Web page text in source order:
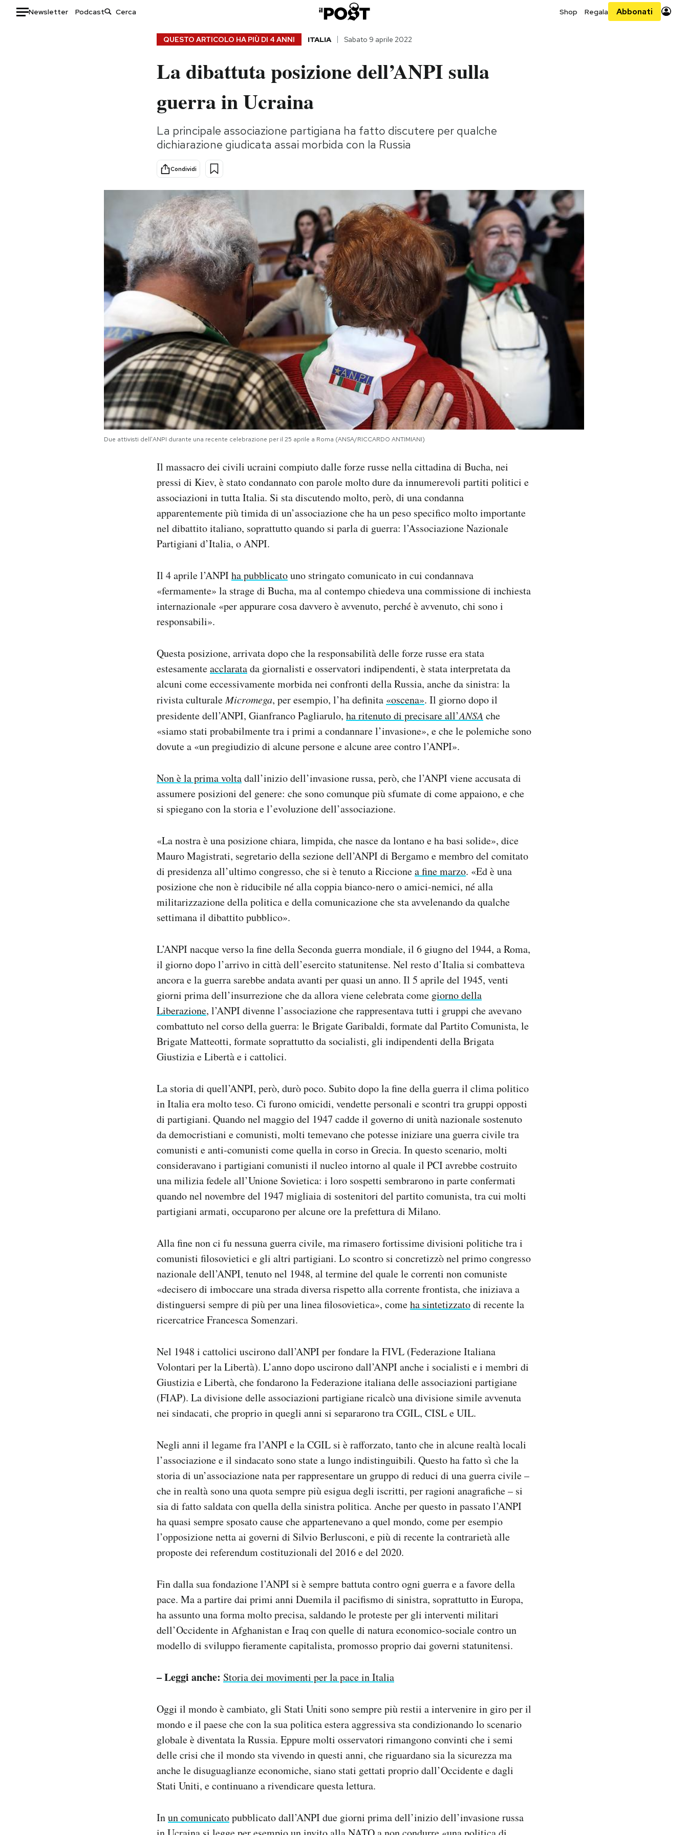
Newsletter Podcast Shop Regala Abbonati
Consumismi
Storie/Idee
Ok Boomer!
Altrecose
Mondiali calcio 2026
AREA PERSONALE
QUESTO ARTICOLO HA PIÙ DI 4 ANNI ITALIA Sabato 9 aprile 2022
La dibattuta posizione dell’ANPI sulla
guerra in Ucraina
La principale associazione partigiana ha fatto discutere per qualche
dichiarazione giudicata assai morbida con la Russia
Condividi
Due attivisti dell'ANPI durante una recente celebrazione per il 25 aprile a Roma (ANSA/RICCARDO ANTIMIANI)
Il massacro dei civili ucraini compiuto dalle forze russe nella cittadina di Bucha, nei
pressi di Kiev, è stato condannato con parole molto dure da innumerevoli partiti politici e
associazioni in tutta Italia. Si sta discutendo molto, però, di una condanna
apparentemente più timida di un’associazione che ha un peso specifico molto importante
nel dibattito italiano, soprattutto quando si parla di guerra: l’Associazione Nazionale
Partigiani d’Italia, o ANPI.
Il 4 aprile l’ANPIha pubblicatouno stringato comunicato in cui condannava
«fermamente» la strage di Bucha, ma al contempo chiedeva una commissione di inchiesta
internazionale «per appurare cosa davvero è avvenuto, perché è avvenuto, chi sono i
responsabili».
Questa posizione, arrivata dopo che la responsabilità delle forze russe era stata
estesamenteacclaratada giornalisti e osservatori indipendenti, è stata interpretata da
alcuni come eccessivamente morbida nei confronti della Russia, anche da sinistra: la
rivista culturaleMicromega, per esempio, l’ha definita «oscena». Il giorno dopo il
presidente dell’ANPI, Gianfranco Pagliarulo, ha ritenuto di precisare all’ANSA che
«siamo stati probabilmente tra i primi a condannare l’invasione», e che le polemiche sono
dovute a «un pregiudizio di alcune persone e alcune aree contro l’ANPI».
Non è la prima voltadall’inizio dell’invasione russa, però, che l’ANPI viene accusata di
assumere posizioni del genere: che sono comunque più sfumate di come appaiono, e che
si spiegano con la storia e l’evoluzione dell’associazione.
«La nostra è una posizione chiara, limpida, che nasce da lontano e ha basi solide», dice
Mauro Magistrati, segretario della sezione dell’ANPI di Bergamo e membro del comitato
di presidenza all’ultimo congresso, che si è tenuto a Riccionea fine marzo. «Ed è una
posizione che non è riducibile né alla coppia bianco-nero o amici-nemici, né alla
militarizzazione della politica e della comunicazione che sta avvelenando da qualche
settimana il dibattito pubblico».
L’ANPI nacque verso la fine della Seconda guerra mondiale, il 6 giugno del 1944, a Roma,
il giorno dopo l’arrivo in città dell’esercito statunitense. Nel resto d’Italia si combatteva
ancora e la guerra sarebbe andata avanti per quasi un anno. Il 5 aprile del 1945, venti
giorni prima dell’insurrezione che da allora viene celebrata come giorno della
Liberazione, l’ANPI divenne l’associazione che rappresentava tutti i gruppi che avevano
combattuto nel corso della guerra: le Brigate Garibaldi, formate dal Partito Comunista, le
Brigate Matteotti, formate soprattutto da socialisti, gli indipendenti della Brigata
Giustizia e Libertà e i cattolici.
La storia di quell’ANPI, però, durò poco. Subito dopo la fine della guerra il clima politico
in Italia era molto teso. Ci furono omicidi, vendette personali e scontri tra gruppi opposti
di partigiani. Quando nel maggio del 1947 cadde il governo di unità nazionale sostenuto
da democristiani e comunisti, molti temevano che potesse iniziare una guerra civile tra
comunisti e anti-comunisti come quella in corso in Grecia. In questo scenario, molti
consideravano i partigiani comunisti il nucleo intorno al quale il PCI avrebbe costruito
una milizia fedele all’Unione Sovietica: i loro sospetti sembrarono in parte confermati
quando nel novembre del 1947 migliaia di sostenitori del partito comunista, tra cui molti
partigiani armati, occuparono per alcune ore la prefettura di Milano.
Alla fine non ci fu nessuna guerra civile, ma rimasero fortissime divisioni politiche tra i
comunisti filosovietici e gli altri partigiani. Lo scontro si concretizzò nel primo congresso
nazionale dell’ANPI, tenuto nel 1948, al termine del quale le correnti non comuniste
«decisero di imboccare una strada diversa rispetto alla corrente frontista, che iniziava a
distinguersi sempre di più per una linea filosovietica», comeha sintetizzatodi recente la
ricercatrice Francesca Somenzari.
Nel 1948 i cattolici uscirono dall’ANPI per fondare la FIVL (Federazione Italiana
Volontari per la Libertà). L’anno dopo uscirono dall’ANPI anche i socialisti e i membri di
Giustizia e Libertà, che fondarono la Federazione italiana delle associazioni partigiane
(FIAP). La divisione delle associazioni partigiane ricalcò una divisione simile avvenuta
nei sindacati, che proprio in quegli anni si separarono tra CGIL, CISL e UIL.
Negli anni il legame fra l’ANPI e la CGIL si è rafforzato, tanto che in alcune realtà locali
l’associazione e il sindacato sono state a lungo indistinguibili. Questo ha fatto sì che la
storia di un’associazione nata per rappresentare un gruppo di reduci di una guerra civile –
che in realtà sono una quota sempre più esigua degli iscritti, per ragioni anagrafiche – si
sia di fatto saldata con quella della sinistra politica. Anche per questo in passato l’ANPI
ha quasi sempre sposato cause che appartenevano a quel mondo, come per esempio
l’opposizione netta ai governi di Silvio Berlusconi, e più di recente la contrarietà alle
proposte dei referendum costituzionali del 2016 e del 2020.
Fin dalla sua fondazione l’ANPI si è sempre battuta contro ogni guerra e a favore della
pace. Ma a partire dai primi anni Duemila il pacifismo di sinistra, soprattutto in Europa,
ha assunto una forma molto precisa, saldando le proteste per gli interventi militari
dell’Occidente in Afghanistan e Iraq con quelle di natura economico-sociale contro un
modello di sviluppo fieramente capitalista, promosso proprio dai governi statunitensi.
– Leggi anche: Storia dei movimenti per la pace in Italia
Oggi il mondo è cambiato, gli Stati Uniti sono sempre più restii a intervenire in giro per il
mondo e il paese che con la sua politica estera aggressiva sta condizionando lo scenario
globale è diventata la Russia. Eppure molti osservatori rimangono convinti che i semi
delle crisi che il mondo sta vivendo in questi anni, che riguardano sia la sicurezza ma
anche le disuguaglianze economiche, siano stati gettati proprio dall’Occidente e dagli
Stati Uniti, e continuano a rivendicare questa lettura.
Inun comunicatopubblicato dall’ANPI due giorni prima dell’inizio dell’invasione russa